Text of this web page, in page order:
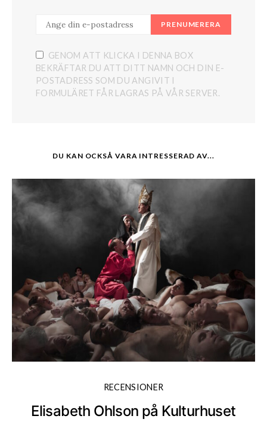
PRENUMERERA
GENOM ATT KLICKA I DENNA BOX
BEKRÄFTAR DU ATT DITT NAMN OCH DIN E-
POSTADRESS SOM DU ANGIVIT I
FORMULÄRET FÅR LAGRAS PÅ VÅR SERVER.
DU KAN OCKSÅ VARA INTRESSERAD AV...
RECENSIONER
Elisabeth Ohlson på Kulturhuset